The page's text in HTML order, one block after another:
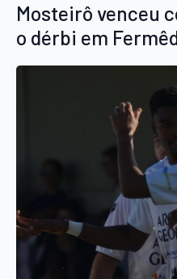
Mosteirô venceu
o dérbi em